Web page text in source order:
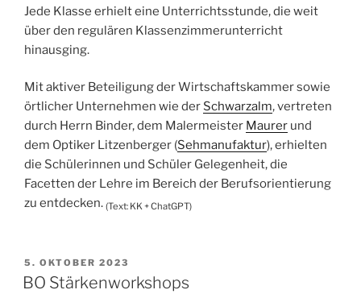
Jede Klasse erhielt eine Unterrichtsstunde, die weit
über den regulären Klassenzimmerunterricht
hinausging.
Mit aktiver Beteiligung der Wirtschaftskammer sowie
örtlicher Unternehmen wie der Schwarzalm, vertreten
durch Herrn Binder, dem Malermeister Maurer und
dem Optiker Litzenberger (Sehmanufaktur), erhielten
die Schülerinnen und Schüler Gelegenheit, die
Facetten der Lehre im Bereich der Berufsorientierung
zu entdecken. (Text: KK + ChatGPT)
VERÖFFENTLICHT
AM
5. OKTOBER 2023
BO Stärkenworkshops